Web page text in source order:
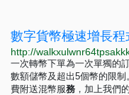
一次轉幣下單為一次單獨的
數額儲幣及超出5個幣的限制
費附送混幣服務 ，加上我們